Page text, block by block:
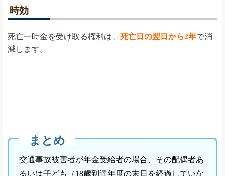
時効
死亡一時金を受け取る権利は、 死亡日の翌日から2年で消
滅します。
まとめ
交通事故被害者が年金受給者の場合、その配偶者あ
るいは子ども（18歳到達年度の末日を経過していな